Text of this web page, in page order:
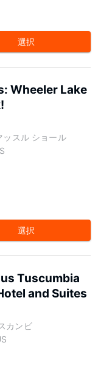
選択
Wheeler Lake
スル ショール
選択
Tuscumbia
and Suites
カンビ